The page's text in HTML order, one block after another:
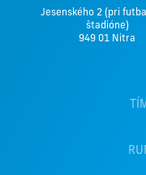
Jesenského 2 (pri
štadióne)
949 01 Nitra